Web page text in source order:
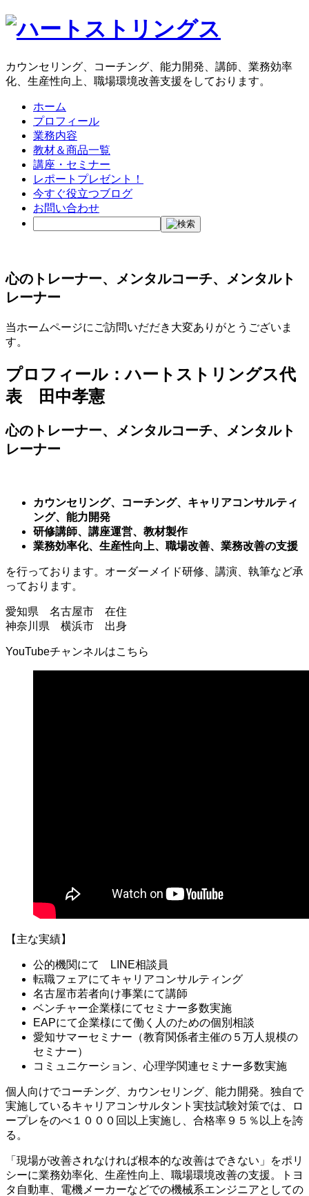
カウンセリング、コーチング、能力開発、講師、業務効率
化、生産性向上、職場環境改善支援をしております。
ホーム
プロフィール
業務内容
教材＆商品一覧
講座・セミナー
レポートプレゼント！
今すぐ役立つブログ
お問い合わせ
心のトレーナー、メンタルコーチ、メンタルト
レーナー
当ホームページにご訪問いだだき大変ありがとうございま
す。
プロフィール：ハートストリングス代
表 田中孝憲
心のトレーナー、メンタルコーチ、メンタルト
レーナー
カウンセリング、
コーチング、キャリアコンサルティ
ング、能力開発
研修講師、講座運営、教材製作
業務効率化、生産性向上、職場改善、業務改善の支援
を行っております。オーダーメイド研修、講演、執筆など承
っております。
愛知県 名古屋市 在住
神奈川県 横浜市 出身
YouTubeチャンネルはこちら
【主な実績】
公的機関にて LINE相談員
転職フェアにてキャリアコンサルティング
名古屋市若者向け事業にて講師
ベンチャー企業様にてセミナー多数実施
EAPにて企業様にて働く人のための個別相談
愛知サマーセミナー（教育関係者主催の５万人規模の
セミナー）
コミュニケーション、心理学関連セミナー多数実施
個人向けでコーチング、カウンセリング、能力開発。独自で
実施しているキャリアコンサルタント実技試験対策では、ロ
ープレをのべ１０００回以上実施し、合格率９５％以上を誇
る。
「現場が改善されなければ根本的な改善はできない」をポリ
シーに業務効率化、生産性向上、職場環境改善の支援。トヨ
タ自動車、電機メーカーなどでの機械系エンジニアとしての